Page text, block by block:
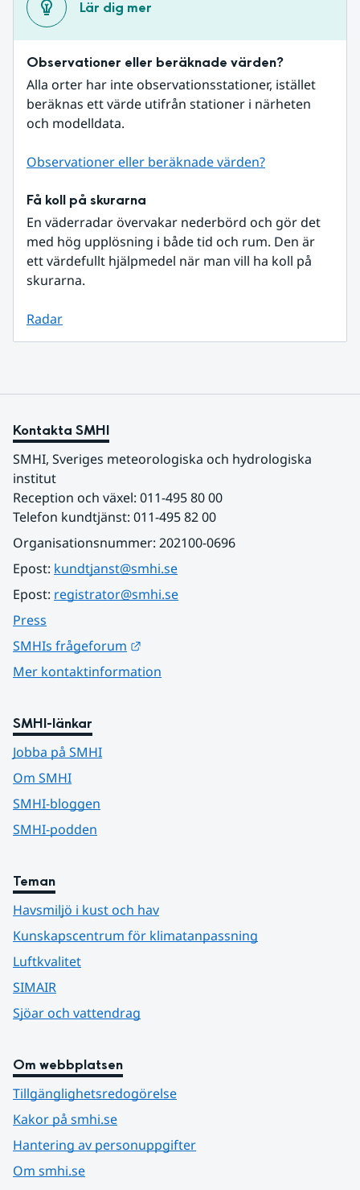
Lär dig mer
Observationer eller beräknade värden?
Alla orter har inte observationsstationer, istället
beräknas ett värde utifrån stationer i närheten
och modelldata.
Observationer eller beräknade värden?
Få koll på skurarna
En väderradar övervakar nederbörd och gör det
med hög upplösning i både tid och rum. Den är
ett värdefullt hjälpmedel när man vill ha koll på
skurarna.
Radar
Kontakta SMHI
SMHI, Sveriges meteorologiska och hydrologiska
institut
Reception och växel: 011-495 80 00
Telefon kundtjänst: 011-495 82 00
Organisationsnummer: 202100-0696
Epost: kundtjanst@smhi.se
Epost: registrator@smhi.se
Press
SMHIs frågeforum
Mer kontaktinformation
SMHI-länkar
Jobba på SMHI
Om SMHI
SMHI-bloggen
SMHI-podden
Teman
Havsmiljö i kust och hav
Kunskapscentrum för klimatanpassning
Luftkvalitet
SIMAIR
Sjöar och vattendrag
Om webbplatsen
Tillgänglighetsredogörelse
Kakor på smhi.se
Hantering av personuppgifter
Om smhi.se